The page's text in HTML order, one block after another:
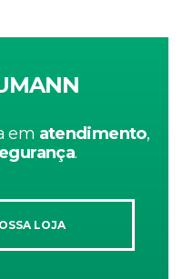
em atendimento,
.
LOJA